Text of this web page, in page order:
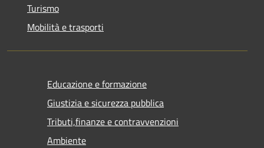
Turismo
Mobilità e trasporti
Educazione e formazione
Giustizia e sicurezza pubblica
Tributi,finanze e contravvenzioni
Ambiente